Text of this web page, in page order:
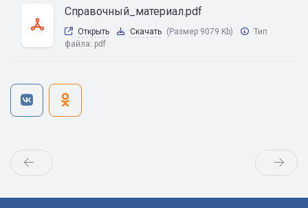
Справочный_материал.pdf
Открыть Скачать (Размер 9079 Kb)
Тип
файла: pdf